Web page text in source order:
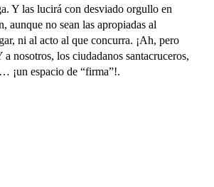
Y las lucirá con desviado orgullo en
aunque no sean las apropiadas al
ni al acto al que concurra. ¡Ah, pero
a nosotros, los ciudadanos santacruceros,
¡un espacio de “firma”!.